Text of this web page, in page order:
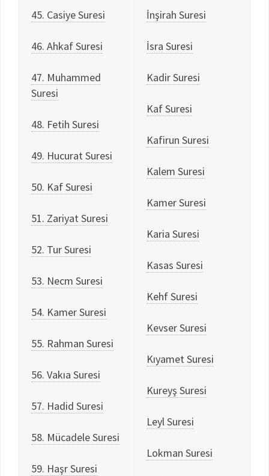
45. Casiye Suresi
46. Ahkaf Suresi
47. Muhammed
Suresi
48. Fetih Suresi
49. Hucurat Suresi
50. Kaf Suresi
51. Zariyat Suresi
52. Tur Suresi
53. Necm Suresi
54. Kamer Suresi
55. Rahman Suresi
56. Vakıa Suresi
57. Hadid Suresi
58. Mücadele Suresi
59. Haşr Suresi
İnşirah Suresi
İsra Suresi
Kadir Suresi
Kaf Suresi
Kafirun Suresi
Kalem Suresi
Kamer Suresi
Karia Suresi
Kasas Suresi
Kehf Suresi
Kevser Suresi
Kıyamet Suresi
Kureyş Suresi
Leyl Suresi
Lokman Suresi